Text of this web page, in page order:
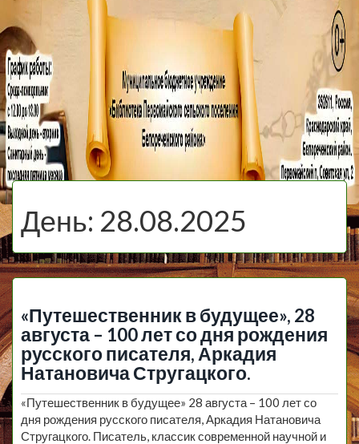
МБУ Библиотека
Первомайского
Сельского
Поселения
День: 28.08.2025
«Путешественник в будущее», 28
августа – 100 лет со дня рождения
русского писателя, Аркадия
Натановича Стругацкого.
«Путешественник в будущее» 28 августа – 100 лет со
дня рождения русского писателя, Аркадия Натановича
Стругацкого. Писатель, классик современной научной и